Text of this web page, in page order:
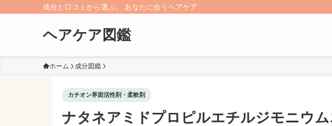
成分と口コミから選ぶ、 あなたに合うヘアケア
ヘアケア図鑑
ホーム 成分図鑑
カチオン界面活性剤・柔軟剤
ナタネアミドプロピルエチルジモニウ